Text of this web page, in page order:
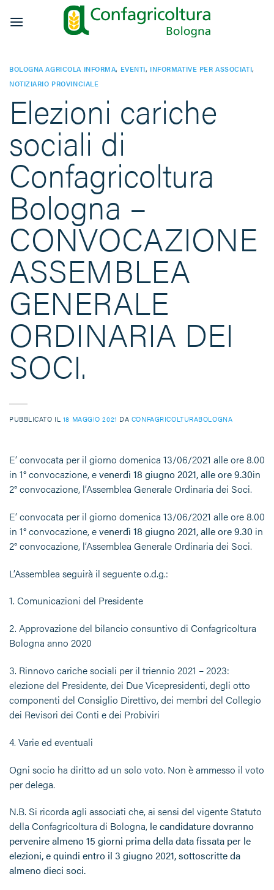
BOLOGNA AGRICOLA INFORMA, EVENTI, INFORMATIVE PER ASSOCIATI,
NOTIZIARIO PROVINCIALE
Elezioni cariche
sociali di
Confagricoltura
Bologna –
CONVOCAZIONE
ASSEMBLEA
GENERALE
ORDINARIA DEI
SOCI.
PUBBLICATO IL 18 MAGGIO 2021 DA CONFAGRICOLTURABOLOGNA
E’ convocata per il giorno domenica 13/06/2021 alle ore 8.00
in 1° convocazione, evenerdì 18 giugno 2021, alle ore 9.30in
2° convocazione, l’Assemblea Generale Ordinaria dei Soci.
E’ convocata per il giorno domenica 13/06/2021 alle ore 8.00
in 1° convocazione, evenerdì 18 giugno 2021, alle ore 9.30 in
2° convocazione, l’Assemblea Generale Ordinaria dei Soci.
L’Assemblea seguirà il seguente o.d.g.:
1. Comunicazioni del Presidente
2. Approvazione del bilancio consuntivo di Confagricoltura
Bologna anno 2020
3. Rinnovo cariche sociali per il triennio 2021 – 2023:
elezione del Presidente, dei Due Vicepresidenti, degli otto
componenti del Consiglio Direttivo, dei membri del Collegio
dei Revisori dei Conti e dei Probiviri
4. Varie ed eventuali
Ogni socio ha diritto ad un solo voto. Non è ammesso il voto
per delega.
N.B. Si ricorda agli associati che, ai sensi del vigente Statuto
della Confagricoltura di Bologna, le candidature dovranno
pervenire almeno 15 giorni prima della data fissata per le
elezioni, e quindi entro il 3 giugno 2021, sottoscritte da
almeno dieci soci.